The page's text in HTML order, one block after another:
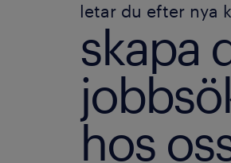
letar du efter nya
skapa
hos